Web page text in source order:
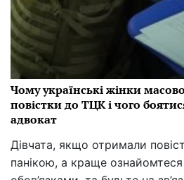
Чому українські жінки
повістки до ТЦК і чого
адвокат
Дівчата, якщо отримали
панікою, а краще